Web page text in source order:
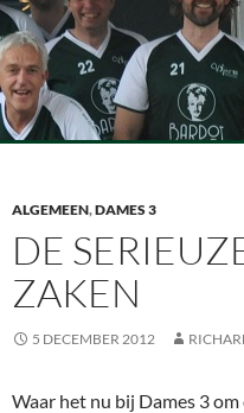
Ga
naar
de
inhoud
Volleybalvereniging
Zoeken
ALGEMEEN,DAMES 3
DE
ZAKEN
5 DECEMBER 2012
Waar het nu bij Dames 3